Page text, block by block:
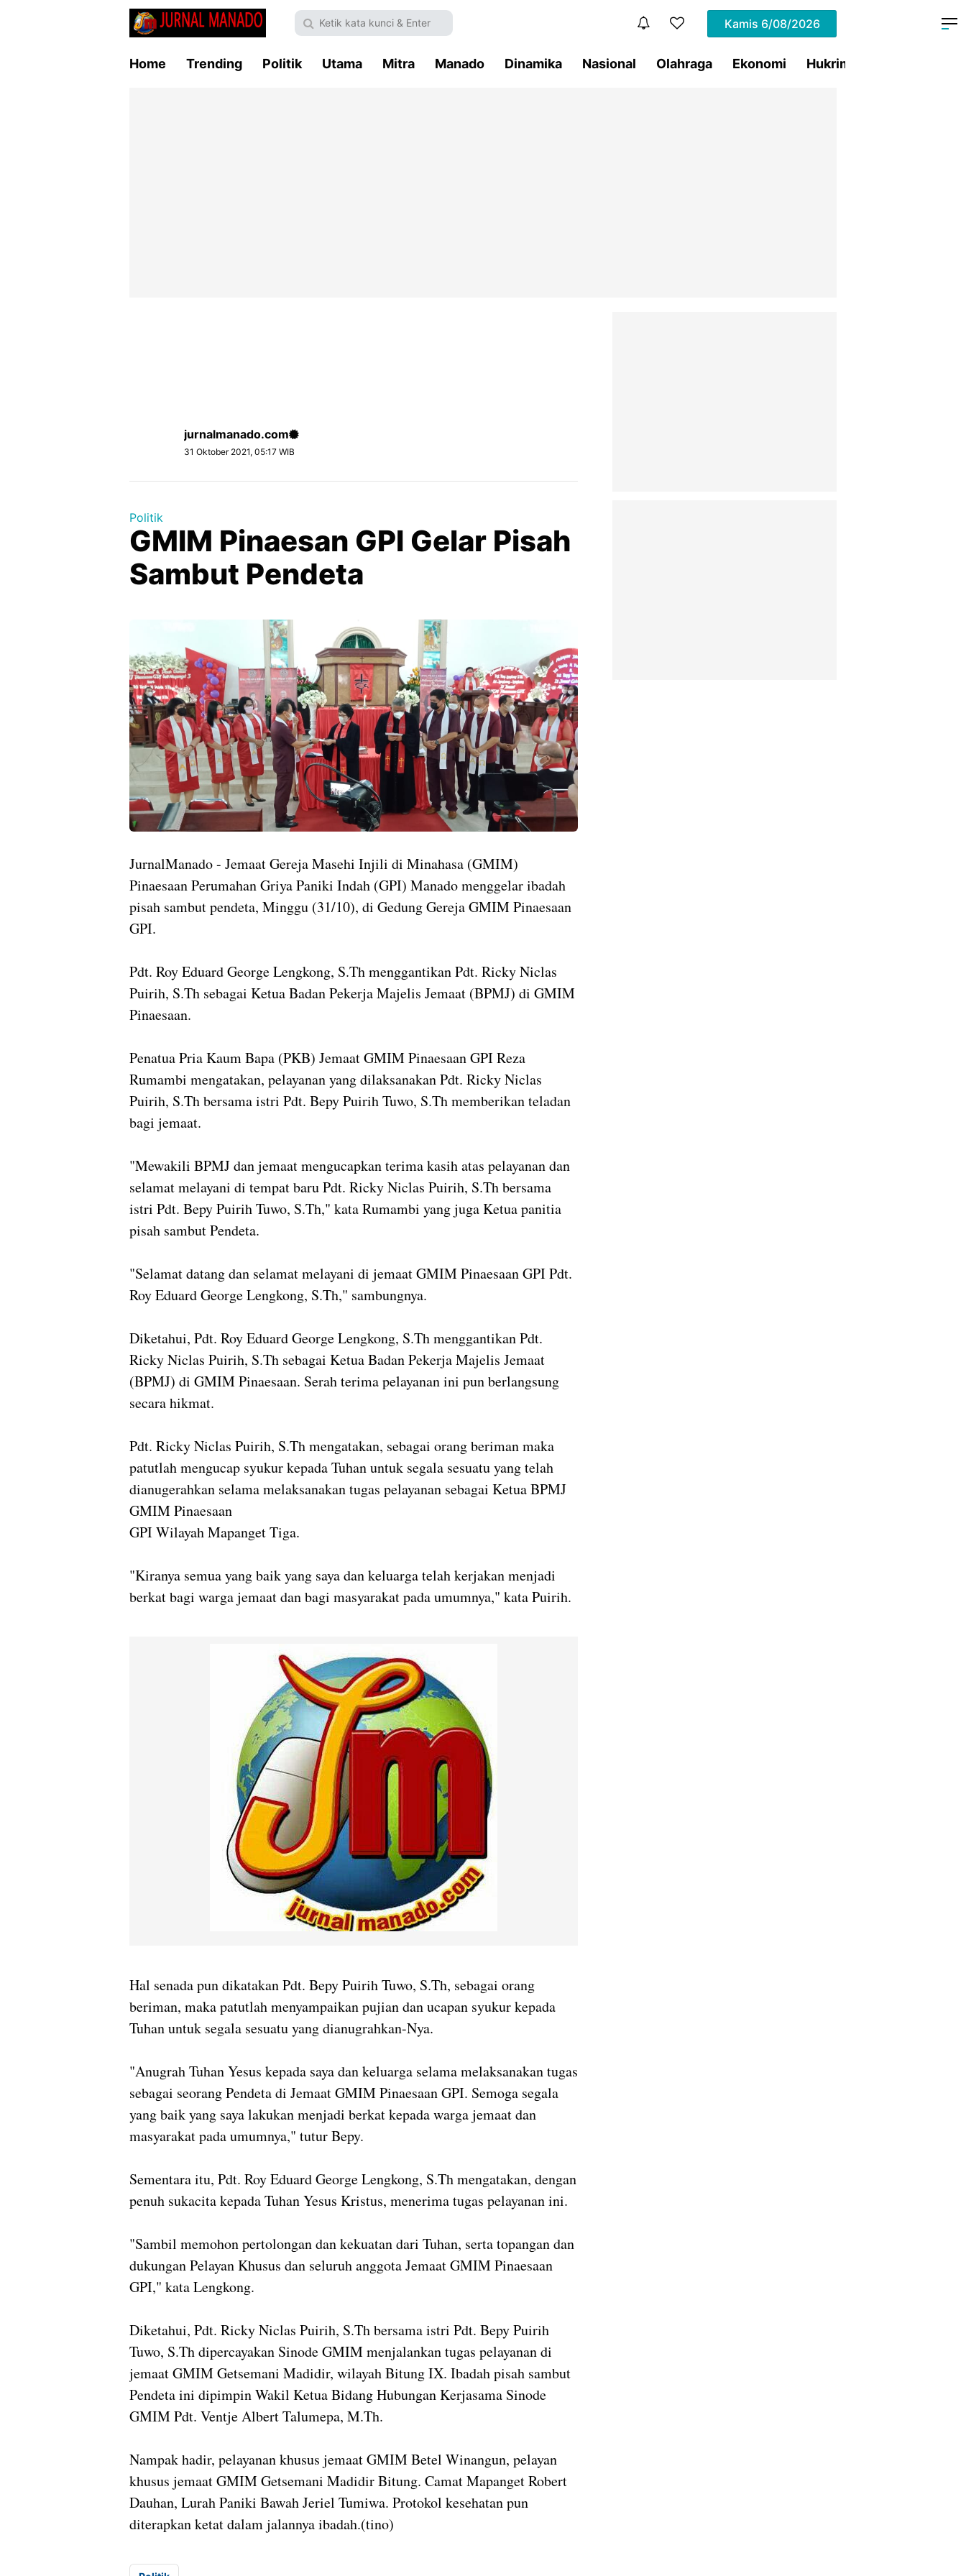
Kamis 6/08/2026
Home Trending Politik Utama Mitra Manado Dinamika Nasional Olahraga Ekonomi Hukrim
jurnalmanado.com
31 Oktober 2021, 05:17 WIB
Politik
GMIM Pinaesan GPI Gelar Pisah
Sambut Pendeta
JurnalManado - Jemaat Gereja Masehi Injili di Minahasa (GMIM)
Pinaesaan Perumahan Griya Paniki Indah (GPI) Manado menggelar ibadah
pisah sambut pendeta, Minggu (31/10), di Gedung Gereja GMIM Pinaesaan
GPI.
Pdt. Roy Eduard George Lengkong, S.Th menggantikan Pdt. Ricky Niclas
Puirih, S.Th sebagai Ketua Badan Pekerja Majelis Jemaat (BPMJ) di GMIM
Pinaesaan.
Penatua Pria Kaum Bapa (PKB) Jemaat GMIM Pinaesaan GPI Reza
Rumambi mengatakan, pelayanan yang dilaksanakan Pdt. Ricky Niclas
Puirih, S.Th bersama istri Pdt. Bepy Puirih Tuwo, S.Th memberikan teladan
bagi jemaat.
"Mewakili BPMJ dan jemaat mengucapkan terima kasih atas pelayanan dan
selamat melayani di tempat baru Pdt. Ricky Niclas Puirih, S.Th bersama
istri Pdt. Bepy Puirih Tuwo, S.Th," kata Rumambi yang juga Ketua panitia
pisah sambut Pendeta.
"Selamat datang dan selamat melayani di jemaat GMIM Pinaesaan GPI Pdt.
Roy Eduard George Lengkong, S.Th," sambungnya.
Diketahui, Pdt. Roy Eduard George Lengkong, S.Th menggantikan Pdt.
Ricky Niclas Puirih, S.Th sebagai Ketua Badan Pekerja Majelis Jemaat
(BPMJ) di GMIM Pinaesaan. Serah terima pelayanan ini pun berlangsung
secara hikmat.
Pdt. Ricky Niclas Puirih, S.Th mengatakan, sebagai orang beriman maka
patutlah mengucap syukur kepada Tuhan untuk segala sesuatu yang telah
dianugerahkan selama melaksanakan tugas pelayanan sebagai Ketua BPMJ
GMIM Pinaesaan
GPI Wilayah Mapanget Tiga.
"Kiranya semua yang baik yang saya dan keluarga telah kerjakan menjadi
berkat bagi warga jemaat dan bagi masyarakat pada umumnya," kata Puirih.
Hal senada pun dikatakan Pdt. Bepy Puirih Tuwo, S.Th, sebagai orang
beriman, maka patutlah menyampaikan pujian dan ucapan syukur kepada
Tuhan untuk segala sesuatu yang dianugrahkan-Nya.
"Anugrah Tuhan Yesus kepada saya dan keluarga selama melaksanakan tugas
sebagai seorang Pendeta di Jemaat GMIM Pinaesaan GPI. Semoga segala
yang baik yang saya lakukan menjadi berkat kepada warga jemaat dan
masyarakat pada umumnya," tutur Bepy.
Sementara itu, Pdt. Roy Eduard George Lengkong, S.Th mengatakan, dengan
penuh sukacita kepada Tuhan Yesus Kristus, menerima tugas pelayanan ini.
"Sambil memohon pertolongan dan kekuatan dari Tuhan, serta topangan dan
dukungan Pelayan Khusus dan seluruh anggota Jemaat GMIM Pinaesaan
GPI," kata Lengkong.
Diketahui, Pdt. Ricky Niclas Puirih, S.Th bersama istri Pdt. Bepy Puirih
Tuwo, S.Th dipercayakan Sinode GMIM menjalankan tugas pelayanan di
jemaat GMIM Getsemani Madidir, wilayah Bitung IX. Ibadah pisah sambut
Pendeta ini dipimpin Wakil Ketua Bidang Hubungan Kerjasama Sinode
GMIM Pdt. Ventje Albert Talumepa, M.Th.
Nampak hadir, pelayanan khusus jemaat GMIM Betel Winangun, pelayan
khusus jemaat GMIM Getsemani Madidir Bitung. Camat Mapanget Robert
Dauhan, Lurah Paniki Bawah Jeriel Tumiwa. Protokol kesehatan pun
diterapkan ketat dalam jalannya ibadah.(tino)